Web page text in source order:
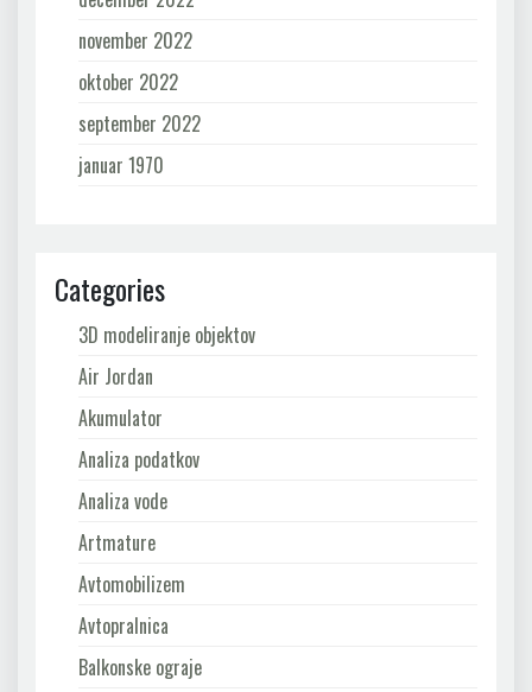
november 2022
oktober 2022
september 2022
januar 1970
Categories
3D modeliranje objektov
Air Jordan
Akumulator
Analiza podatkov
Analiza vode
Artmature
Avtomobilizem
Avtopralnica
Balkonske ograje